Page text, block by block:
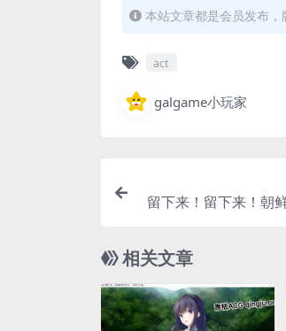
本站文章都是会员发布
act
galgame小玩家
留下来！留下来！朝
相关文章